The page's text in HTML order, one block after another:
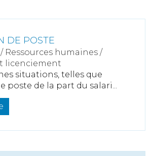
DE POSTE
/ Ressources humaines /
licenciement
situations, telles que
poste de la part du salari...